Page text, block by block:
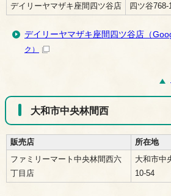
デイリーヤマザキ座間四ツ谷店
四ツ谷768-1
デイリーヤマザキ座間四ツ谷店（
ク）
大和市中央林間西
販売店 所在地
ファミリーマート中央林間西六
丁目店
大和市中
10-54